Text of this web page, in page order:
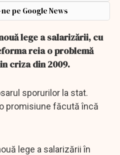
pe Google News
lege a salarizării, cu
reia o problemă
criza din 2009.
sporurilor la stat.
promisiune făcută încă
lege a salarizării în